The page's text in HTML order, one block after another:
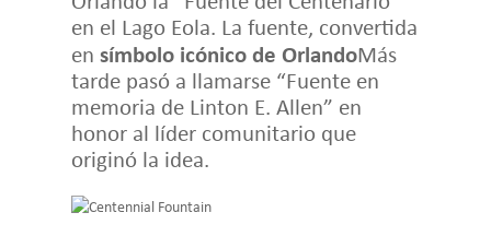
en el Lago Eola. La fuente, convertida
en símbolo icónico de OrlandoMás
tarde pasó a llamarse “Fuente en
memoria de Linton E. Allen” en
honor al líder comunitario que
originó la idea.